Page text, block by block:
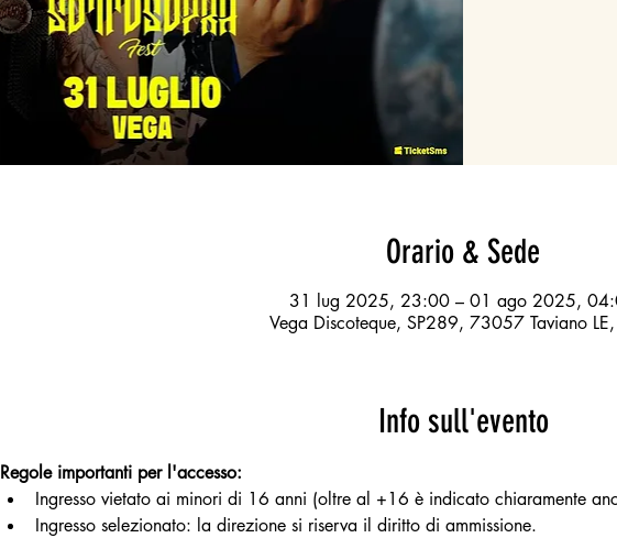
Orario & Sede
31 lug 2025, 23:00 – 01 ago 2025,
Vega Discoteque, SP289, 73057 Taviano
Info sull'evento
Regole importanti per l'accesso:
Ingresso vietato ai minori di 16 anni (oltre al +16 è indicato chiaramente
Ingresso selezionato: la direzione si riserva il diritto di ammissione.